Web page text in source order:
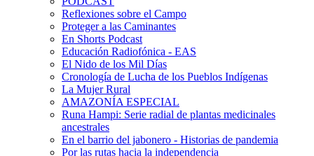
Reflexiones sobre el Campo
Proteger a las Caminantes
En Shorts Podcast
Educación Radiofónica - EAS
El Nido de los Mil Días
Cronología de Lucha de los Pueblos Indígenas
La Mujer Rural
AMAZONÍA ESPECIAL
Runa Hampi: Serie radial de plantas medicinales
ancestrales
En el barrio del jabonero - Historias de pandemia
Por las rutas hacia la independencia